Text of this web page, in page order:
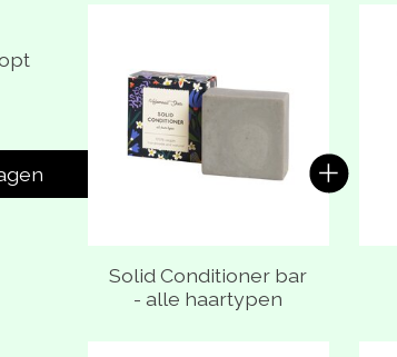
Solid Conditioner bar
- alle haartypen